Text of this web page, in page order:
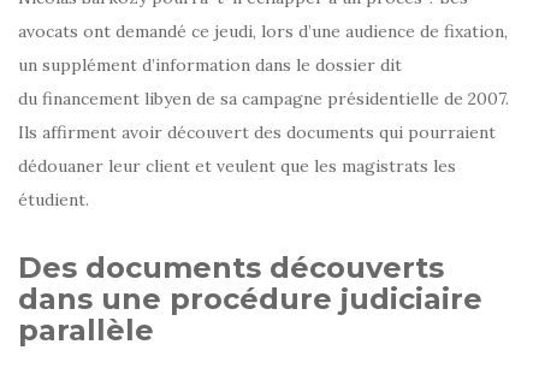
avocats ont demandé ce jeudi, lors d’une audience de fixation,
un supplément d’information dans le dossier dit
du financement libyen de sa campagne présidentielle de 2007.
Ils affirment avoir découvert des documents qui pourraient
dédouaner leur client et veulent que les magistrats les
étudient.
Des documents découverts
dans une procédure judiciaire
parallèle